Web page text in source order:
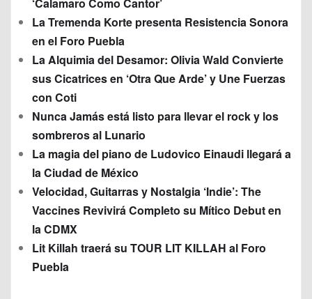
‘Calamaro Como Cantor’
La Tremenda Korte presenta Resistencia Sonora
en el Foro Puebla
La Alquimia del Desamor: Olivia Wald Convierte
sus Cicatrices en ‘Otra Que Arde’ y Une Fuerzas
con Coti
Nunca Jamás está listo para llevar el rock y los
sombreros al Lunario
La magia del piano de Ludovico Einaudi llegará a
la Ciudad de México
Velocidad, Guitarras y Nostalgia ‘Indie’: The
Vaccines Revivirá Completo su Mítico Debut en
la CDMX
Lit Killah traerá su TOUR LIT KILLAH al Foro
Puebla